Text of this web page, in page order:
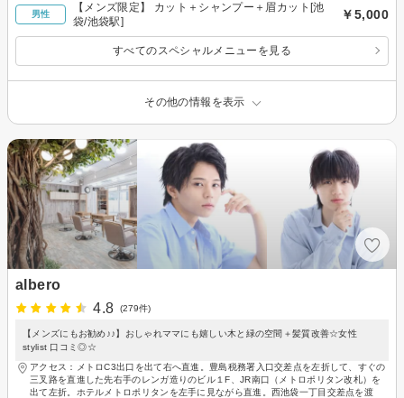
男性
【メンズ限定】 カット＋シャンプー＋眉カット[池
袋/池袋駅]
￥5,000
すべてのスペシャルメニューを見る
その他の情報を表示
albero
4.8
(279件)
【メンズにもお勧め♪♪】おしゃれママにも嬉しい木と緑の空間＋髪質改善☆女性
stylist 口コミ◎☆
アクセス：メトロC3出口を出て右へ直進。豊島税務署入口交差点を左折して、すぐの
三叉路を直進した先右手のレンガ造りのビル１F、JR南口（メトロポリタン改札）を
出て左折。ホテルメトロポリタンを左手に見ながら直進。西池袋一丁目交差点を渡